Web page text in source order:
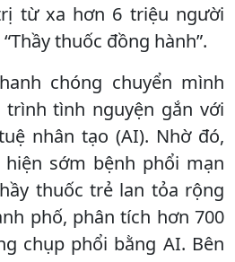
từ xa hơn 6 triệu người
thuốc đồng hành”.
chóng chuyển mình
tình nguyện gắn với
nhân tạo (AI). Nhờ đó,
sớm bệnh phổi mạn
thuốc trẻ lan tỏa rộng
phố, phân tích hơn 700
chụp phổi bằng AI. Bên